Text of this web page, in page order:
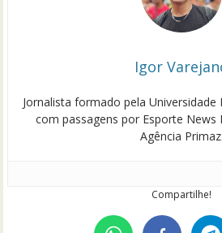
Igor
Jornalista formado pela Universidade
com passagens por Esporte News
Agência Primaz.
Compartilhe!